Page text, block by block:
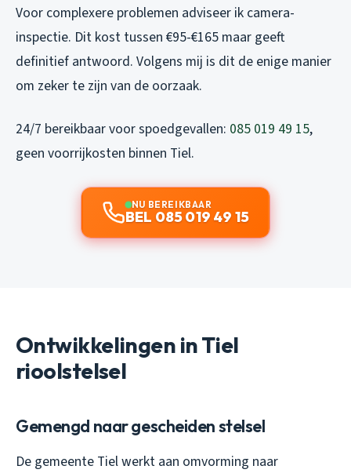
Voor complexere problemen adviseer ik camera-
inspectie. Dit kost tussen €95-€165 maar geeft
definitief antwoord. Volgens mij is dit de enige manier
om zeker te zijn van de oorzaak.
24/7 bereikbaar voor spoedgevallen: 085 019 49 15,
geen voorrijkosten binnen Tiel.
NU BEREIKBAAR
BEL 085 019 49 15
Ontwikkelingen in Tiel
rioolstelsel
Gemengd naar gescheiden stelsel
De gemeente Tiel werkt aan omvorming naar